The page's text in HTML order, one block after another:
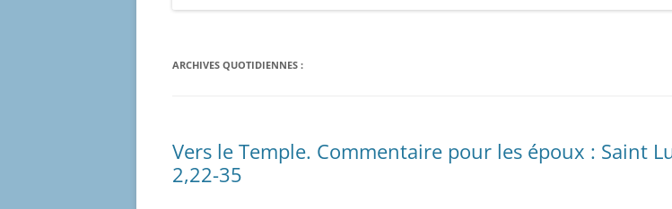
ARCHIVES QUOTIDIENNES :
Vers le Temple. Commentaire pour les époux : Saint
2,22-35